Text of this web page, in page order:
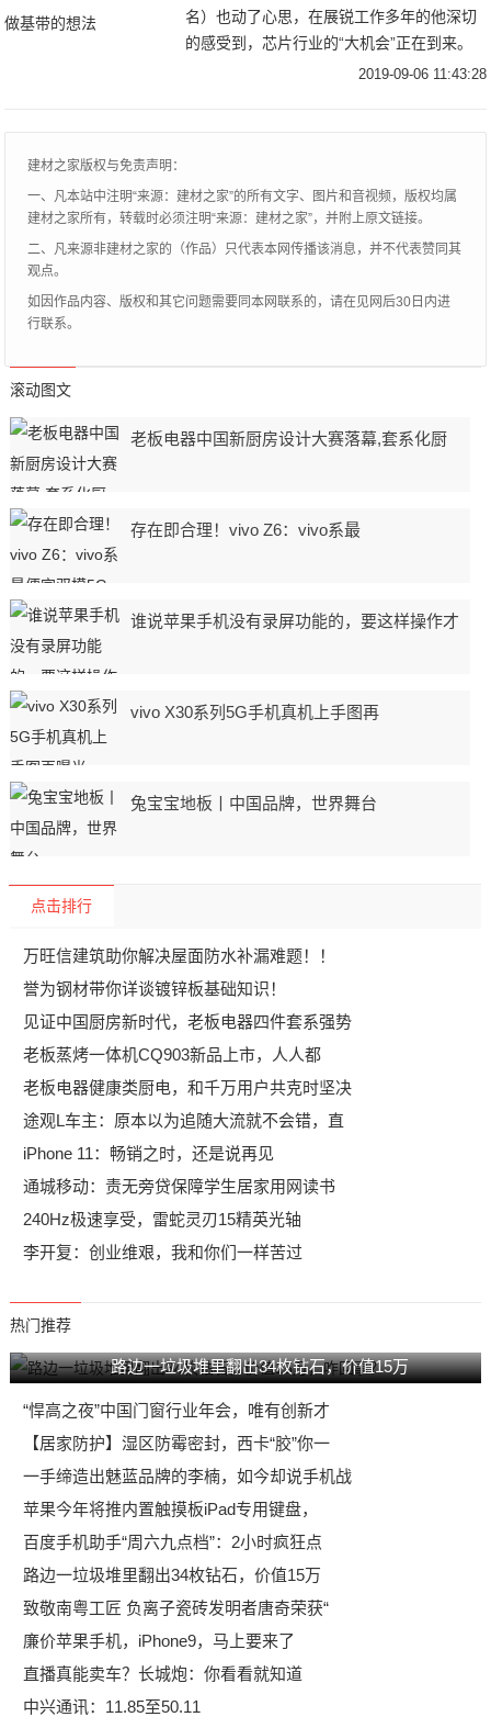
名）也动了心思，在展锐工作多年的他深切
的感受到，芯片行业的“大机会”正在到来。
不久前，手机公司vivo举行了一场高级基带
2019-09-06 11:43:28
建材之家版权与免责声明：
一、凡本站中注明“来源：建材之家”的所有文字、图片和音视频，版权均属
建材之家所有，转载时必须注明“来源：建材之家”，并附上原文链接。
二、凡来源非建材之家的（作品）只代表本网传播该消息，并不代表赞同其
观点。
如因作品内容、版权和其它问题需要同本网联系的，请在见网后30日内进
行联系。
滚动图文
老板电器中国新厨房设计大赛落幕,套系化厨
存在即合理！vivo Z6：vivo系最
谁说苹果手机没有录屏功能的，要这样操作才
vivo X30系列5G手机真机上手图再
兔宝宝地板丨中国品牌，世界舞台
点击排行
万旺信建筑助你解决屋面防水补漏难题！！
誉为钢材带你详谈镀锌板基础知识！
见证中国厨房新时代，老板电器四件套系强势
老板蒸烤一体机CQ903新品上市，人人都
老板电器健康类厨电，和千万用户共克时坚决
途观L车主：原本以为追随大流就不会错，直
iPhone 11：畅销之时，还是说再见
通城移动：责无旁贷保障学生居家用网读书
240Hz极速享受，雷蛇灵刃15精英光轴
李开复：创业维艰，我和你们一样苦过
热门推荐
路边一垃圾堆里翻出34枚钻石，价值15万
“悍高之夜”中国门窗行业年会，唯有创新才
【居家防护】湿区防霉密封，西卡“胶”你一
一手缔造出魅蓝品牌的李楠，如今却说手机战
苹果今年将推内置触摸板iPad专用键盘，
百度手机助手“周六九点档”：2小时疯狂点
路边一垃圾堆里翻出34枚钻石，价值15万
致敬南粤工匠 负离子瓷砖发明者唐奇荣获“
廉价苹果手机，iPhone9，马上要来了
直播真能卖车？长城炮：你看看就知道
中兴通讯：11.85至50.11